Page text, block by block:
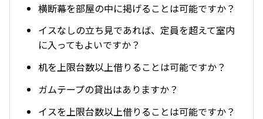
横断幕を部屋の中に掲げることは可能ですか？
イスなしの立ち見であれば、定員を超えて室内
に入ってもよいですか？
机を上限台数以上借りることは可能ですか？
ガムテープの貸出はありますか？
イスを上限台数以上借りることは可能ですか？